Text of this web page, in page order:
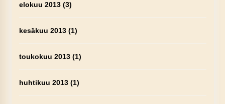
elokuu 2013(3)
kesäkuu 2013(1)
toukokuu 2013(1)
huhtikuu 2013(1)